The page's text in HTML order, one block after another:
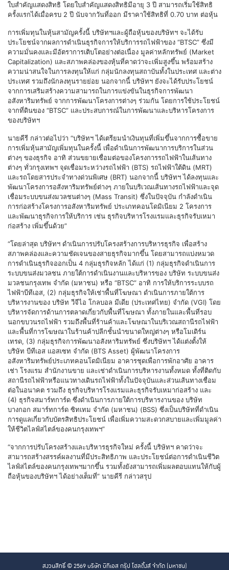
ใบสำคัญแสดงสิทธิ โดยใบสำคัญแสดงสิทธิมีอายุ 3 ปี สามารถเริ่มใช้สิทธิ
ครั้งแรกได้เมื่อครบ 2 ปี นับจากวันที่ออก มีราคาใช้สิทธิที่ 0.70 บาท ต่อหุ้น
การเพิ่มทุนในหุ้นสามัญครั้งนี้ บริษัทฯและผู้ถือหุ้นของบริษัทฯ จะได้รับ
ประโยชน์จากผลการดำเนินธุรกิจการให้บริการรถไฟฟ้าของ “BTSC” ซึ่งมี
ความมั่นคงและมีอัตราการเติบโตอย่างต่อเนื่อง มูลค่าหลักทรัพย์ (Market
Capitalization) และสภาพคล่องของหุ้นที่คาดว่าจะเพิ่มสูงขึ้น พร้อมสร้าง
ความน่าสนใจในการลงทุนให้แก่ กลุ่มนักลงทุนสถาบันทั้งในประเทศ และต่าง
ประเทศ รวมถึงนักลงทุนรายย่อย นอกจากนี้ บริษัทฯ ยังจะได้รับประโยชน์
จากการเสริมสร้างความสามารถในการแข่งขันในธุรกิจการพัฒนา
อสังหาริมทรัพย์ จากการพัฒนาโครงการต่างๆ ร่วมกัน โดยการใช้ประโยชน์
จากที่ดินของ “BTSC” และประสบการณ์ในการพัฒนาและบริหารโครงการ
ของบริษัทฯ
นายคีรี กล่าวต่อไปว่า “บริษัทฯ ได้เตรียมนำเงินทุนที่เพิ่มขึ้นจากการซื้อขาย
การเพิ่มหุ้นสามัญเพิ่มทุนในครั้งนี้ เพื่อดำเนินการพัฒนาการบริการในส่วน
ต่างๆ ของธุรกิจ อาทิ ส่วนขยายเชื่อมต่อของโครงการรถไฟฟ้าในเส้นทาง
ต่างๆ ทั่วกรุงเทพฯ จุดเชื่อมระหว่างรถไฟฟ้า (BTS) รถไฟฟ้าใต้ดิน (MRT)
และรถโดยสารประจำทางด่วนพิเศษ (BRT) นอกจากนี้ บริษัทฯ ได้ลงทุนและ
พัฒนาโครงการอสังหาริมทรัพย์ต่างๆ ภายในบริเวณเส้นทางรถไฟฟ้าและจุด
เชื่อมระบบขนส่งมวลชนต่างๆ (Mass Transit) ซึ่งในปัจจุบัน กำลังดำเนิน
การก่อสร้างโครงการอสังหาริมทรัพย์ ประเภทคอนโดมิเนียม 2 โครงการ
และพัฒนาธุรกิจการให้บริการ เช่น ธุรกิจบริหารโรงแรมและธุรกิจรับเหมา
ก่อสร้าง เพิ่มขึ้นด้วย”
“โดยล่าสุด บริษัทฯ ดำเนินการปรับโครงสร้างการบริหารธุรกิจ เพื่อสร้าง
สภาพคล่องและความชัดเจนของสายธุรกิจมากขึ้น โดยสามารถแบ่งหมวด
การดำเนินธุรกิจออกเป็น 4 กลุ่มธุรกิจหลัก ได้แก่ (1) กลุ่มธุรกิจดำเนินการ
ระบบขนส่งมวลชน ภายใต้การดำเนินงานและบริหารของ บริษัท ระบบขนส่ง
มวลชนกรุงเทพ จำกัด (มหาชน) หรือ “BTSC” อาทิ การให้บริการระบบรถ
ไฟฟ้าบีทีเอส, (2) กลุ่มธุรกิจให้เช่าพื้นที่โฆษณา ดำเนินการภายใต้การ
บริหารงานของ บริษัท วีจีไอ โกลบอล มีเดีย (ประเทศไทย) จำกัด (VGI) โดย
บริหารจัดการด้านการตลาดเกี่ยวกับพื้นที่โฆษณา ทั้งภายในและพื้นที่รอบ
นอกขบวนรถไฟฟ้า รวมถึงพื้นที่ร้านค้าและโฆษณาในบริเวณสถานีรถไฟฟ้า
และพื้นที่การโฆษณาในร้านค้าปลีกชั้นนำขนาดใหญ่ต่างๆ หรือโมเดิร์น
เทรด, (3) กลุ่มธุรกิจการพัฒนาอสังหาริมทรัพย์ ซึ่งบริษัทฯ ได้แต่งตั้งให้
บริษัท บีทีเอส แอสเซท จำกัด (BTS Asset) ผู้พัฒนาโครงการ
อสังหาริมทรัพย์ประเภทคอนโดมิเนียม อาคารชุดเพื่อการพักอาศัย อาคาร
เช่า โรงแรม สำนักงานขาย และเช่าดำเนินการบริหารงานทั้งหมด ทั้งที่ติดกับ
สถานีรถไฟฟ้าหรือแนวทางเดินรถไฟฟ้าทั้งในปัจจุบันและส่วนเส้นทางเชื่อม
ต่อในอนาคต รวมถึง ธุรกิจบริหารโรงแรมและธุรกิจรับเหมาก่อสร้าง และ
(4) ธุรกิจสมาร์ทการ์ด ซึ่งดำเนินการภายใต้การบริหารงานของ บริษัท
บางกอก สมาร์ทการ์ด ซิทเทม จำกัด (มหาชน) (BSS) ซึ่งเป็นบริษัทที่ดำเนิน
การดูแลเกี่ยวกับบัตรสิทธิประโยชน์ เพื่อเพิ่มความสะดวกสบายและเพิ่มมูลค่า
ให้ชีวิตไลฟ์สไตล์ของคนกรุงเทพฯ”
“จากการปรับโครงสร้างและบริหารธุรกิจใหม่ ครั้งนี้ บริษัทฯ คาดว่าจะ
สามารถสร้างสรรค์ผลงานที่มีประสิทธิภาพ และประโยชน์ต่อการดำเนินชีวิต
ไลฟ์สไตล์ของคนกรุงเทพฯมากขึ้น รวมทั้งยังสามารถเพิ่มผลตอบแทนให้กับผู้
ถือหุ้นของบริษัทฯ ได้อย่างเต็มที่” นายคีรี กล่าวสรุป
สงวนสิทธิ์ © 2569 บริษัท บีทีเอส กรุ๊ป โฮลดิ้งส์ จำกัด (มหาชน)